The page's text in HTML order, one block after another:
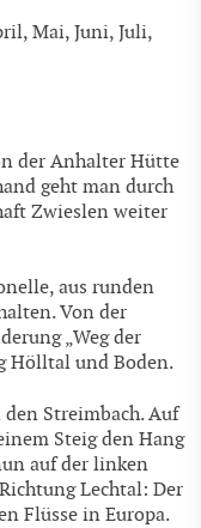
Mai, Juni, Juli,
der Anhalter Hütte
geht man durch
Zwieslen weiter
aus runden
Von der
„Weg der
Hölltal und Boden.
Streimbach. Auf
Steig den Hang
auf der linken
Lechtal: Der
Flüsse in Europa.